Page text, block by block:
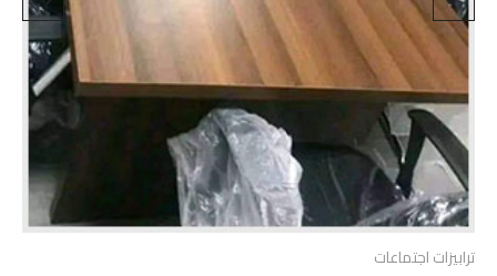
ترابيزات اجتماعات